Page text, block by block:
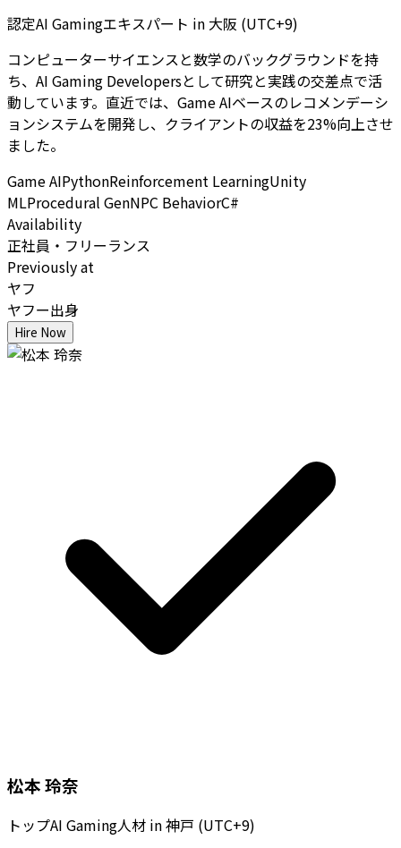
認定AI Gamingエキスパート in 大阪 (UTC+9)
コンピューターサイエンスと数学のバックグラウンドを持
ち、AI Gaming Developersとして研究と実践の交差点で活
動しています。直近では、Game AIベースのレコメンデーシ
ョンシステムを開発し、クライアントの収益を23%向上させ
ました。
Game AIPythonReinforcement LearningUnity
MLProcedural GenNPC BehaviorC#
Availability
正社員・フリーランス
Previously at
ヤフ
ヤフー出身
Hire Now
松本 玲奈
トップAI Gaming人材 in神戸 (UTC+9)